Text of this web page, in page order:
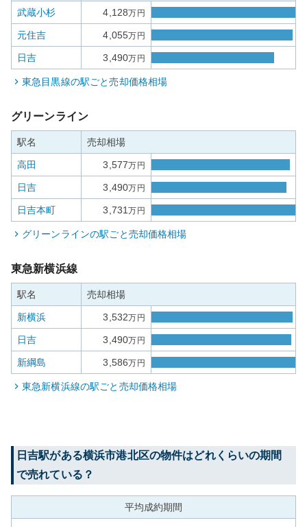
武蔵小杉 4,128万円
元住吉 4,055万円
日吉 3,490万円
東急目黒線の駅ごと売却価格相場
グリーンライン
駅名 売却相場
高田 3,577万円
日吉 3,490万円
日吉本町 3,731万円
グリーンラインの駅ごと売却価格相場
東急新横浜線
駅名 売却相場
新横浜 3,532万円
日吉 3,490万円
新綱島 3,586万円
東急新横浜線の駅ごと売却価格相場
日吉駅がある横浜市港北区の物件はどれくらいの期間
で売れている？
平均成約期間